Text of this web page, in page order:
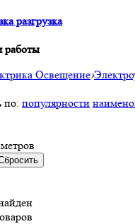
разгрузка
работы
Освещение›
по: популярности